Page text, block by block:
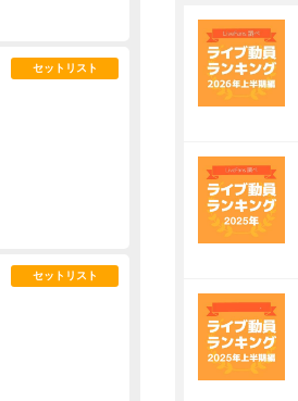
セットリスト
セットリスト